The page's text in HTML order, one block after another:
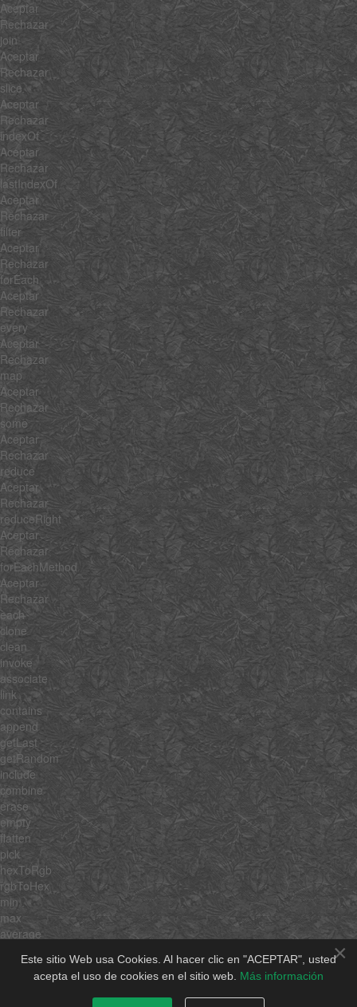
×
Este sitio Web usa Cookies. Al hacer clic en "ACEPTAR", usted
acepta el uso de cookies en el sitio web. Más información
Aceptar
Rechazar
join
Aceptar
Rechazar
slice
Aceptar
Rechazar
indexOf
Aceptar
Rechazar
lastIndexOf
Aceptar
Rechazar
filter
Aceptar
Rechazar
forEach
Aceptar
Rechazar
every
Aceptar
Rechazar
map
Aceptar
Rechazar
some
Aceptar
Rechazar
reduce
Aceptar
Rechazar
reduceRight
Aceptar
Rechazar
forEachMethod
Aceptar
Rechazar
each
clone
clean
invoke
associate
link
contains
append
getLast
getRandom
include
combine
erase
empty
flatten
pick
hexToRgb
rgbToHex
min
max
average
unique